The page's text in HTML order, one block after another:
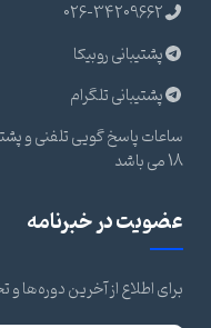
026-34209662
پشتیبانی روبیکا
پشتیبانی تلگرام
18 می باشد
عضویت در خبرنامه
برای اطلاع از آخرین دوره‌ها